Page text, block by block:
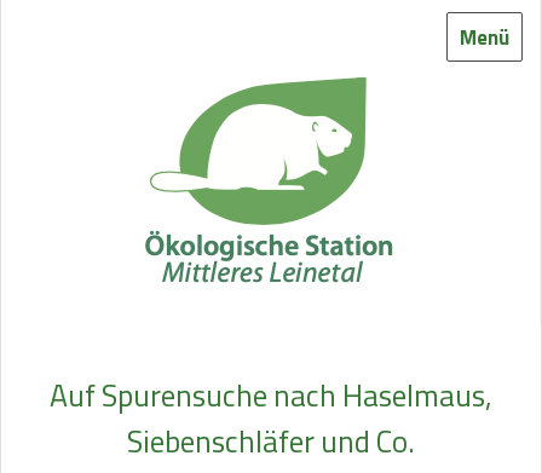
Menü
Auf Spurensuche nach Haselmaus,
Siebenschläfer und Co.